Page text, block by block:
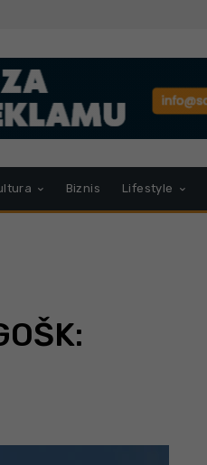
Biznis Lifestyle